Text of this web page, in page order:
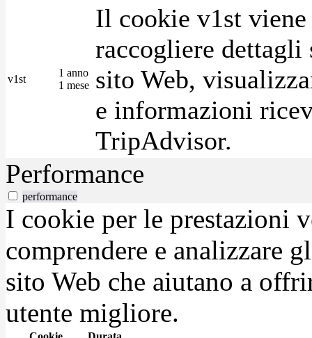
v1st
1 anno
1 mese
Il cookie v1st
raccogliere
sito Web,
e informazioni
TripAdvisor.
Performance
performance
I cookie per le prestazioni
comprendere e analizzare
sito Web che aiutano a
utente migliore.